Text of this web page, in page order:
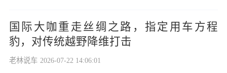
国际大咖重走丝绸之路，指定用车方程
豹，对传统越野降维打击
老林说车 2026-07-22 14:06:01